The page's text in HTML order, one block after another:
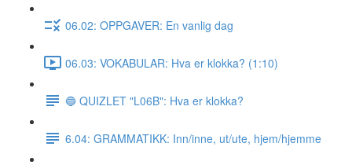
06.02: OPPGAVER: En vanlig dag
06.03: VOKABULAR: Hva er klokka? (1:10)
🔵 QUIZLET "L06B": Hva er klokka?
6.04: GRAMMATIKK: Inn/inne, ut/ute, hjem/hjemme